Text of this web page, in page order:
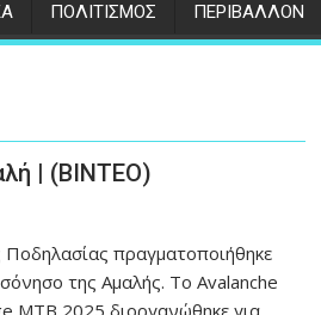
ΠΟΛΙΤΙΣΜΟΣ ΠΕΡΙΒΑΛΛΟΝ
| (ΒΙΝΤΕΟ)
πραγματοποιήθηκε
της Αμαλής. Το Avalanche
MTB 2025 διοργανώθηκε για